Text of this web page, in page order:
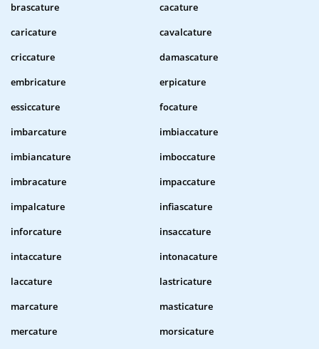
brascature
cacature
caricature
cavalcature
criccature
damascature
embricature
erpicature
essiccature
focature
imbarcature
imbiaccature
imbiancature
imboccature
imbracature
impaccature
impalcature
infiascature
inforcature
insaccature
intaccature
intonacature
laccature
lastricature
marcature
masticature
mercature
morsicature